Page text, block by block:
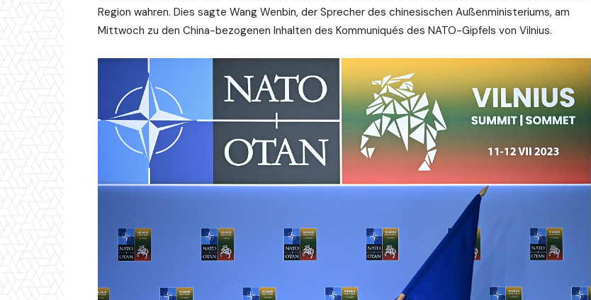
Region wahren. Dies sagte Wang Wenbin, der Sprecher des chinesischen Außenministeriums, am
Mittwoch zu den China-bezogenen Inhalten des Kommuniqués des NATO-Gipfels von Vilnius.